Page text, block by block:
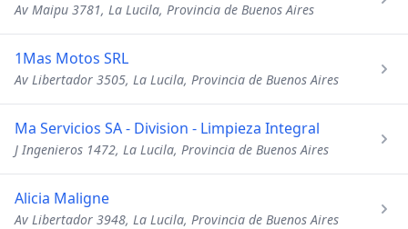
Av Maipu 3781, La Lucila, Provincia de Buenos Aires
1Mas Motos SRL
Av Libertador 3505, La Lucila, Provincia de Buenos Aires
Ma Servicios SA - Division - Limpieza Integral
J Ingenieros 1472, La Lucila, Provincia de Buenos Aires
Alicia Maligne
Av Libertador 3948, La Lucila, Provincia de Buenos Aires